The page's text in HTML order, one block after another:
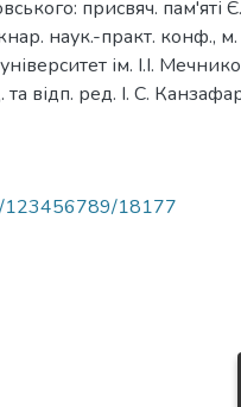
присвяч. пам'яті
наук.-практ. конф.,
ім. І.І.
відп. ред. І. С.
123456789/18177